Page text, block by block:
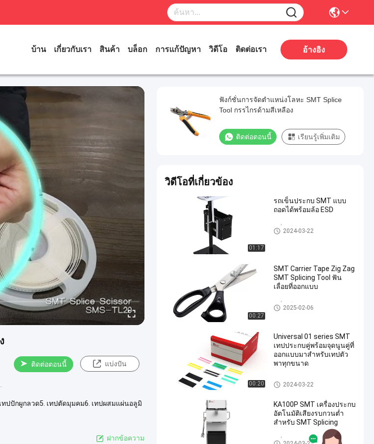
บ้าน เกี่ยวกับเรา สินค้า บล็อก การแก้ปัญหา วิดีโอ ติดต่อเรา อ้างอิง
ติดต่อตอนนี้ แบ่งปัน
ปปักผูกลวด5. เทปตัดมุมคม6. เทปผสมแผ่นอลูมิ
ฝากข้อความ
ฟังก์ชั่นการจัดตำแหน่งโลหะ SMT Splice
Tool กรรไกรด้ามสีเหลือง
ติดต่อตอนนี้ เรียนรู้เพิ่มเติม
วิดีโอที่เกี่ยวข้อง
01:17
รถเข็นประกบ SMT แบบ
ถอดได้พร้อมล้อ ESD
เครื่องมือประกบ SMT
2024-03-22
00:27
SMT Carrier Tape Zig Zag
SMT Splicing Tool ฟัน
เลื่อยที่ออกแบบ
เครื่องมือประกบ SMT
2025-02-06
00:20
Universal 01 series SMT
เทปประกบคู่พร้อมจุดนูนคู่ที่
ออกแบบมาสำหรับเทปตัว
พาทุกขนาด
เทปประกบ SMT
2024-03-22
KA100P SMT เครื่องประกบ
อัตโนมัติเสียงรบกวนต่ำ
สำหรับ SMT Splicing
เครื่องประกบอัตโนมัติ